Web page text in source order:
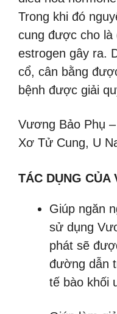
Trong khi đó
cung được cho là
estrogen gây ra.
cổ, cân bằng
bệnh được giải
Vương Bảo Phụ
Xơ Tử Cung, U
TÁC DỤNG CỦA
Giúp ngăn
sử dụng
phát sẽ
đường dẫn
tế bào khối